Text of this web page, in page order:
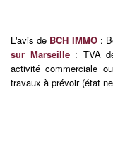
L'avis de BCH IMMO :
sur Marseille: TVA
activité commerciale
travaux à prévoir (état